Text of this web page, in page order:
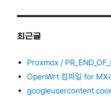
최근글
Proxmox /
OpenWrt 컴파일 for